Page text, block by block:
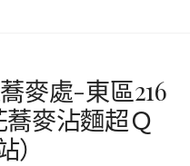
麥處-東區216
麥沾麵超Ｑ